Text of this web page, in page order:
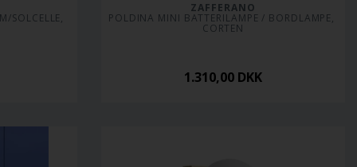
SOLCELLE,
ZAFFERANO
POLDINA MINI BATTERILAMPE / BORDLAMPE,
CORTEN
1.310,00 DKK